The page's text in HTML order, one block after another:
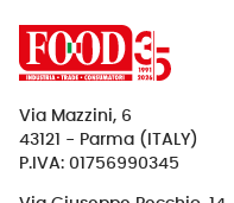
Via Mazzini, 6
43121 - Parma (ITALY)
P.IVA: 01756990345